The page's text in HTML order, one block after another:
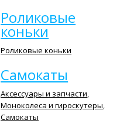
Роликовые
коньки
Роликовые коньки
Самокаты
Аксессуары и запчасти,
Моноколеса и гироскутеры,
Самокаты